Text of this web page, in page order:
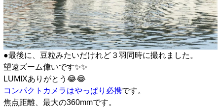
●最後に、豆粒みたいだけれど３羽同時に撮れました。
望遠ズーム偉いです✨️✨️
LUMIXありがとう😂😂
コンパクトカメラはやっぱり必携です。
焦点距離、最大の360mmです。